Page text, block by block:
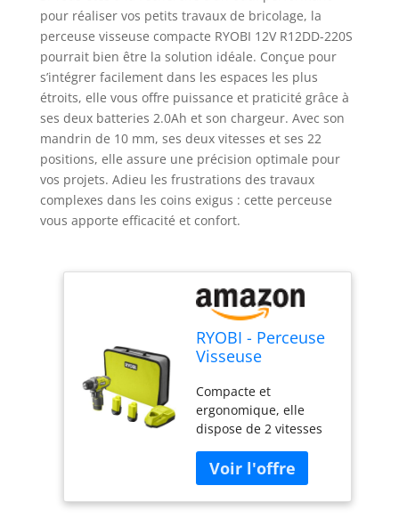
pour réaliser vos petits travaux de bricolage, la
perceuse visseuse compacte RYOBI 12V R12DD-220S
pourrait bien être la solution idéale. Conçue pour
s’intégrer facilement dans les espaces les plus
étroits, elle vous offre puissance et praticité grâce à
ses deux batteries 2.0Ah et son chargeur. Avec son
mandrin de 10 mm, ses deux vitesses et ses 22
positions, elle assure une précision optimale pour
vos projets. Adieu les frustrations des travaux
complexes dans les coins exigus : cette perceuse
vous apporte efficacité et confort.
RYOBI - Perceuse
Visseuse
R12DD-220S – 2
Batteries 2.0Ah +
Chargeur,
Mandrin 10mm, 2
Vitesses, 22
Positions – Idéale
Petits Travaux et
Compacte et
ergonomique, elle
dispose de 2 vitesses
s'adapter à différents
matériaux. Équipée
d'un éclairage LED